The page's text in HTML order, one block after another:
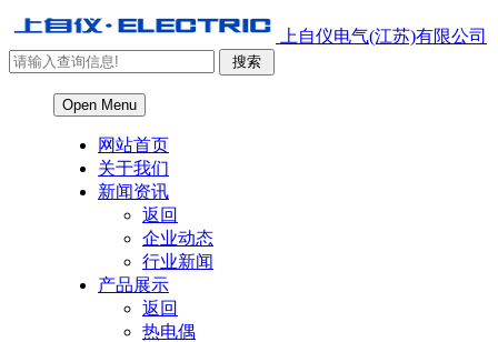
上自仪电气(江苏)有限公司
Open Menu
网站首页
关于我们
新闻资讯
返回
企业动态
行业新闻
产品展示
返回
热电偶